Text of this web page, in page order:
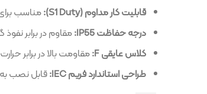
قابلیت کار مداوم (S1 Duty):
مناسب برای استفاده 24 ساعته در خطوط تولید و تجهیزات صنعتی.
درجه حفاظت IP55:
مقاوم در برابر نفوذ گردوغبار و
کلاس عایقی F:
مقاومت بالا در برابر حرارت، امکان
طراحی استاندارد فریم IEC:
قابل نصب به‌صورت افقی یا